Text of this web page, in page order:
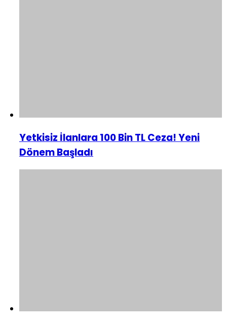
Yetkisiz İlanlara 100 Bin TL Ceza! Yeni
Dönem Başladı